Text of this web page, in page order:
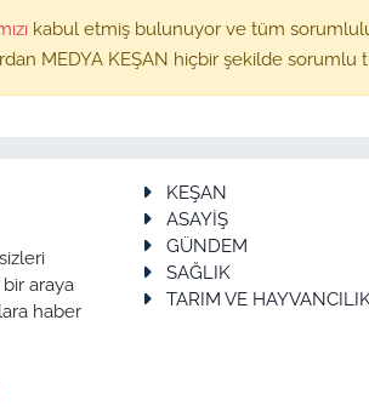
kabul etmiş bulunuyor ve tüm
MEDYA KEŞAN hiçbir şekilde sorumlu
araya
haber
KEŞAN
ASAYİŞ
GÜNDEM
SAĞLIK
TARIM VE HAYVANCILIK